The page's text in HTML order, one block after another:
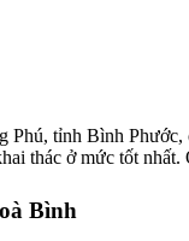
tỉnh Bình
thác ở mức tốt
Bình